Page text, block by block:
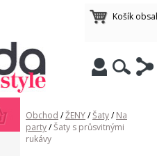
Košík
Obchod /ŽENY/Šaty/ Na
party/Šaty s průsvitnými
rukávy